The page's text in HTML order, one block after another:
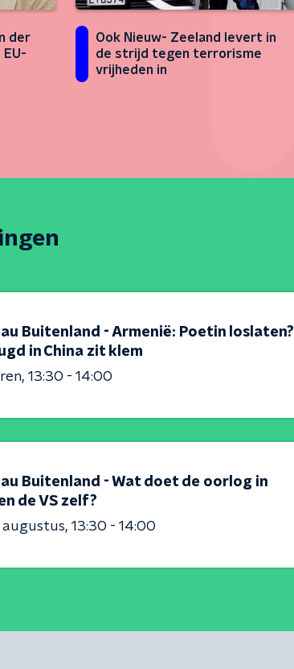
der
Ook Nieuw- Zeeland levert in
de strijd tegen terrorisme
vrijheden in
Buitenland - Armenië: Poetin loslaten?
in China zit klem
13:30 - 14:00
Buitenland - Wat doet de oorlog in
de VS zelf?
augustus 13:30 - 14:00